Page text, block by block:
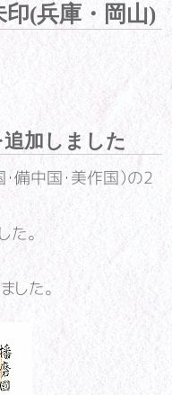
(兵庫・岡山)
加しました
備中国・美作国）の2
。
した。